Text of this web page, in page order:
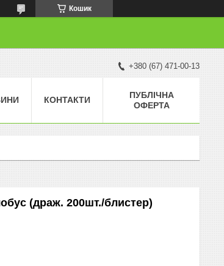
Кошик
+380 (67) 471-00-13
КОНТАКТИ
ПУБЛІЧНА
ОФЕРТА
(драж. 200шт./блистер)